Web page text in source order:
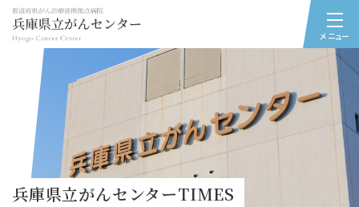
メニュー
兵庫県立がんセンターTIMES